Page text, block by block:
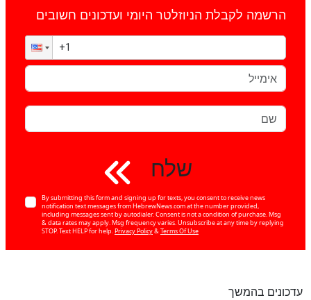
הרשמה לקבלת הניוזלטר היומי ועדכונים חשובים
שלח
By submitting this form and signing up for texts, you consent to receive news
notification text messages from HebrewNews.com at the number provided,
including messages sent by autodialer. Consent is not a condition of purchase. Msg
& data rates may apply. Msg frequency varies. Unsubscribe at any time by replying
STOP. Text HELP for help. Privacy Policy& Terms Of Use
עדכונים בהמשך